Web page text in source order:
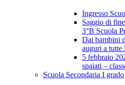
Ingresso
Saggio di
3°B Scuola
Dai bambini
auguri a tutte
5 febbraio
spaiati –
Scuola Secondaria I grado